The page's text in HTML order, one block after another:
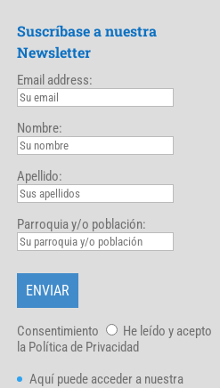
Suscríbase a nuestra
Newsletter
Email address:
Nombre:
Apellido:
Parroquia y/o población:
Consentimiento
He leído y acepto
la Política de Privacidad
Aquí puede acceder a nuestra